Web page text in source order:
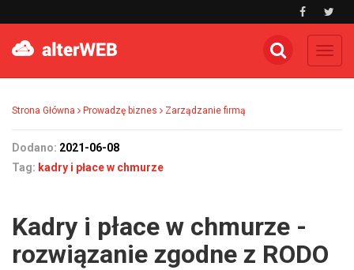
Strona Główna Prowadzę biznes Zarządzanie firmą
Dodano: 2021-06-08
Tag: kadry i płace w chmurze
Kadry i płace w chmurze -
rozwiązanie zgodne z RODO